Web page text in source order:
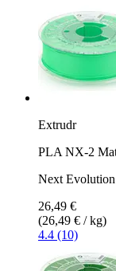
Extrudr
PLA NX-2
Next
26,49 €
(26,49 € / kg)
4.4 (10)